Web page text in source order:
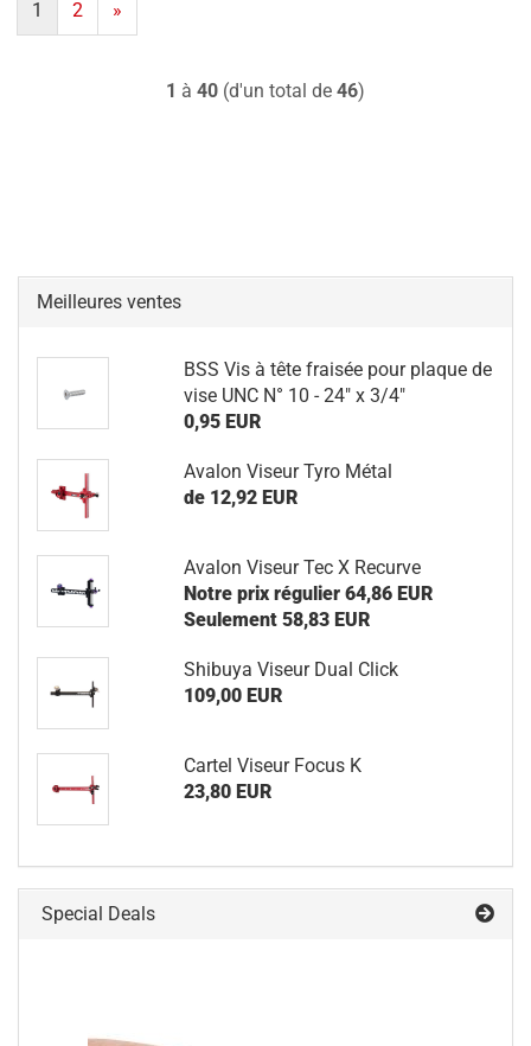
1 2 »
1 à 40 (d'un total de 46)
Meilleures ventes
BSS Vis à tête fraisée pour plaque de
vise UNC N° 10 - 24" x 3/4"
0,95 EUR
Avalon Viseur Tyro Métal
de 12,92 EUR
Avalon Viseur Tec X Recurve
Notre prix régulier 64,86 EUR
Seulement 58,83 EUR
Shibuya Viseur Dual Click
109,00 EUR
Cartel Viseur Focus K
23,80 EUR
Special Deals